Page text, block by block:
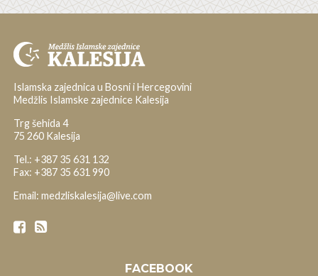
Islamska zajednica u Bosni i Hercegovini
Medžlis Islamske zajednice Kalesija
Trg šehida 4
75 260 Kalesija
Tel.: +387 35 631 132
Fax: +387 35 631 990
Email: medzliskalesija@live.com
FACEBOOK